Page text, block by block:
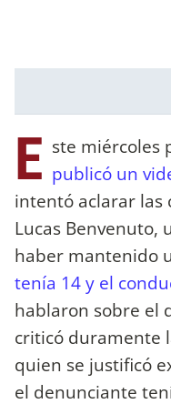
E ste miércoles
publicó un
intentó aclarar las
Lucas Benvenuto,
haber mantenido
tenía 14 y el
hablaron sobre el
criticó duramente
quien se justificó
el denunciante